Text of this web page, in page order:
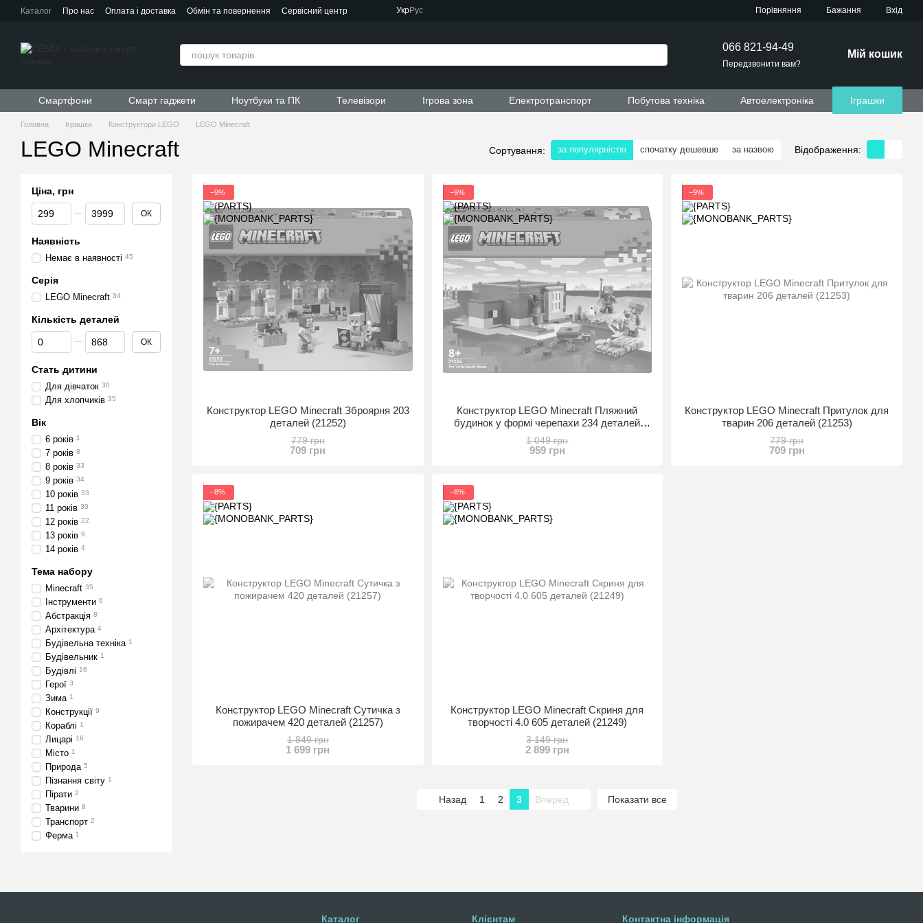
Перейти до основного контенту
Каталог Про нас Оплата і доставка Обмін та повернення
Сервісний центр
УкрРус Порівняння Бажання Вхід
066 821-94-49
Передзвонити вам?
Мій кошик
Смартфони Смарт гаджети Ноутбуки та ПК Телевізори Ігрова зона Електротранспорт Побутова техніка Автоелектроніка Іграшки
Головна Іграшки Конструктори LEGO LEGO Minecraft
LEGO Minecraft Сортування: за популярністю спочатку дешевше за назвою Відображення:
−9%
Конструктор LEGO Minecraft Зброярня 203
деталей (21252)
779 грн
709 грн
−9%
Конструктор LEGO Minecraft Пляжний
будинок у формі черепахи 234 деталей
(21254)
1 049 грн
959 грн
−9%
Конструктор LEGO Minecraft Притулок для
тварин 206 деталей (21253)
779 грн
709 грн
−8%
Конструктор LEGO Minecraft Сутичка з
пожирачем 420 деталей (21257)
1 849 грн
1 699 грн
−8%
Конструктор LEGO Minecraft Скриня для
творчості 4.0 605 деталей (21249)
3 149 грн
2 899 грн
Назад 1 2 3 Вперед Показати все
Ціна, грн
Від Ціна, грн
До Ціна, грн ОК
Наявність
Немає в наявності 45
Серія
LEGO Minecraft 34
Кількість деталей
Від Кількість деталей
До Кількість деталей ОК
Стать дитини
Для дівчаток 30
Для хлопчиків 35
Вік
6 років 1
7 років 8
8 років 33
9 років 34
10 років 33
11 років 30
12 років 22
13 років 9
14 років 4
Тема набору
Minecraft 35
Інструменти 6
Абстракція 8
Архітектура 4
Будівельна техніка 1
Будівельник 1
Будівлі 16
Герої 3
Зима 1
Конструкції 9
Кораблі 1
Лицарі 16
Місто 1
Природа 5
Пізнання світу 1
Пірати 2
Тварини 8
Транспорт 2
Ферма 1
Каталог Клієнтам Контактна інформація